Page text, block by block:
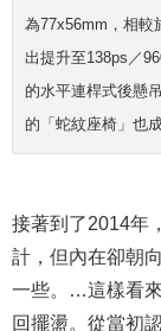
為77x56mm，相較
出提升至138ps／
的水平連桿式後懸
的「蛇紋座椅」也
接著到了2014年
計，但內在卻朝
一些。…這樣看
回擺盪。從當初